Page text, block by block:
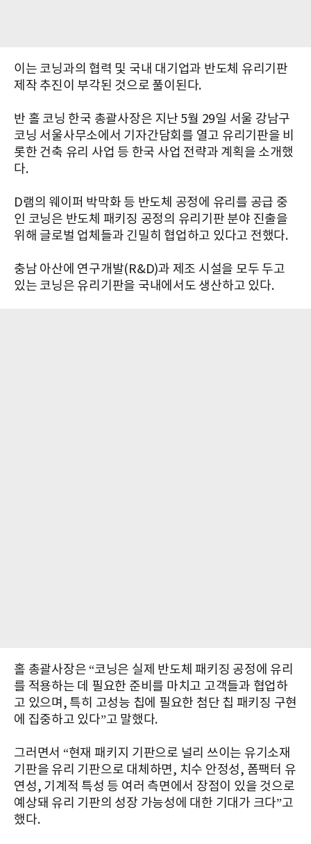
이는 코닝과의 협력 및 국내 대기업과 반도체 유리기판
제작 추진이 부각된 것으로 풀이된다.
반 홀 코닝 한국 총괄사장은 지난 5월 29일 서울 강남구
코닝 서울사무소에서 기자간담회를 열고 유리기판을 비
롯한 건축 유리 사업 등 한국 사업 전략과 계획을 소개했
다.
D램의 웨이퍼 박막화 등 반도체 공정에 유리를 공급 중
인 코닝은 반도체 패키징 공정의 유리기판 분야 진출을
위해 글로벌 업체들과 긴밀히 협업하고 있다고 전했다.
충남 아산에 연구개발(R&D)과 제조 시설을 모두 두고
있는 코닝은 유리기판을 국내에서도 생산하고 있다.
홀 총괄사장은 “코닝은 실제 반도체 패키징 공정에 유리
를 적용하는 데 필요한 준비를 마치고 고객들과 협업하
고 있으며, 특히 고성능 칩에 필요한 첨단 칩 패키징 구현
에 집중하고 있다”고 말했다.
그러면서 “현재 패키지 기판으로 널리 쓰이는 유기소재
기판을 유리 기판으로 대체하면, 치수 안정성, 폼팩터 유
연성, 기계적 특성 등 여러 측면에서 장점이 있을 것으로
예상돼 유리 기판의 성장 가능성에 대한 기대가 크다”고
했다.